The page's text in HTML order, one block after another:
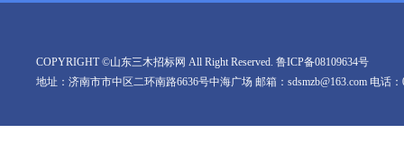
COPYRIGHT ©山东三木招标网 All Right Reserved. 鲁ICP备08109634号
地址：济南市市中区二环南路6636号中海广场 邮箱：sdsmzb@163.com 电话：